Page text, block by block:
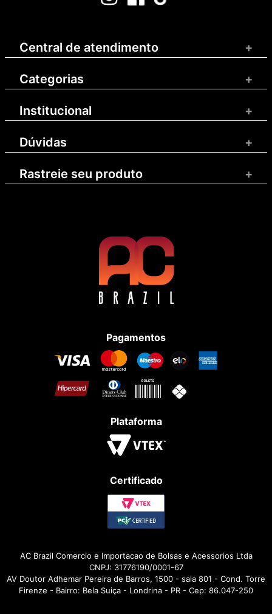
Central de atendimento +
Categorias +
Institucional +
Dúvidas +
Rastreie seu produto +
Pagamentos
Plataforma
Certificado
AC Brazil Comercio e Importacao de Bolsas e Acessorios Ltda
CNPJ: 31776190/0001-67
AV Doutor Adhemar Pereira de Barros, 1500 - sala 801 - Cond. Torre
Firenze - Bairro: Bela Suiça - Londrina - PR - Cep: 86.047-250